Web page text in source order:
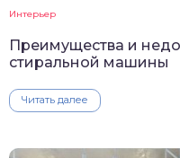
Интерьер
Преимущества и
стиральной машины
Читать далее